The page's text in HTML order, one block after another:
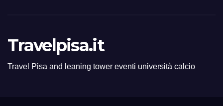
Travelpisa.it
Travel Pisa and leaning tower eventi università calcio